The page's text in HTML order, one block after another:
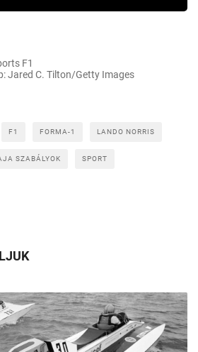
F1
Jared C. Tilton/Getty Images
F1 FORMA-1 LANDO NORRIS
SZABÁLYOK SPORT